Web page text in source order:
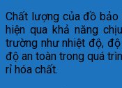
Chất lượng của đồ bảo
hiện qua khả năng
trường như nhiệt độ,
độ an toàn trong quá
rỉ hóa chất.